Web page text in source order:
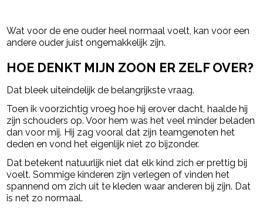
Wat voor de ene ouder heel normaal voelt, kan voor een
andere ouder juist ongemakkelijk zijn.
HOE DENKT MIJN ZOON ER ZELF OVER?
Dat bleek uiteindelijk de belangrijkste vraag.
Toen ik voorzichtig vroeg hoe hij erover dacht, haalde hij
zijn schouders op. Voor hem was het veel minder beladen
dan voor mij. Hij zag vooral dat zijn teamgenoten het
deden en vond het eigenlijk niet zo bijzonder.
Dat betekent natuurlijk niet dat elk kind zich er prettig bij
voelt. Sommige kinderen zijn verlegen of vinden het
spannend om zich uit te kleden waar anderen bij zijn. Dat
is net zo normaal.